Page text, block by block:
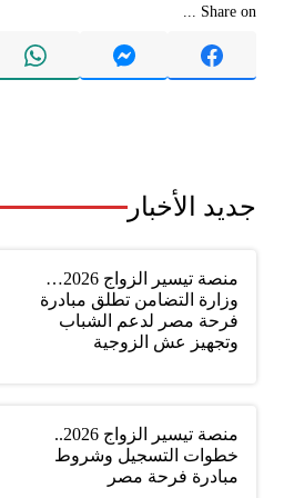
Share on ...
جديد الأخبار
منصة تيسير الزواج 2026…
وزارة التضامن تطلق مبادرة
فرحة مصر لدعم الشباب
وتجهيز عش الزوجية
منصة تيسير الزواج 2026..
خطوات التسجيل وشروط
مبادرة فرحة مصر